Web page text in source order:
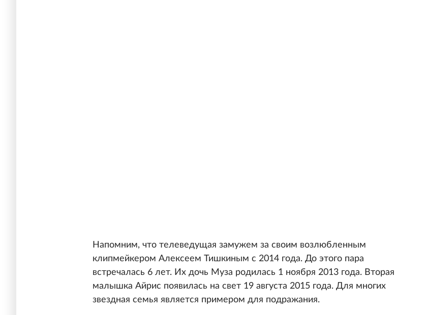
Напомним, что телеведущая замужем за своим возлюбленным
клипмейкером Алексеем Тишкиным с 2014 года. До этого пара
встречалась 6 лет. Их дочь Муза родилась 1 ноября 2013 года. Вторая
малышка Айрис появилась на свет 19 августа 2015 года. Для многих
звездная семья является примером для подражания.